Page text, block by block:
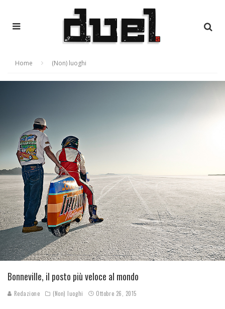
Home (Non) luoghi
Bonneville, il posto più veloce al mondo
Redazione (Non) luoghi Ottobre 26, 2015